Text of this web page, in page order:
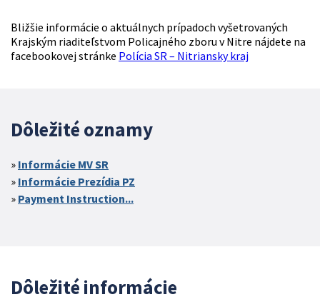
Bližšie informácie o aktuálnych prípadoch vyšetrovaných
Krajským riaditeľstvom Policajného zboru v Nitre nájdete na
facebookovej stránke Polícia SR – Nitriansky kraj
Dôležité oznamy
Informácie MV SR
Informácie Prezídia PZ
Payment Instruction...
Dôležité informácie